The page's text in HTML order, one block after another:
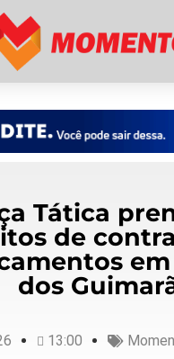
Tática
de
dos
13:00